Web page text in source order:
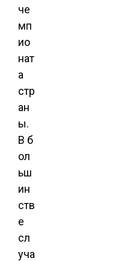
че
мп
ио
нат
а
стр
ан
ы.
В б
ол
ьш
ин
ств
е
сл
уча